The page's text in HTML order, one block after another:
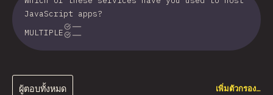
JavaScript apps?
MULTIPLE
ผู้ตอบทั้งหมด เพิ่มตัวกรอง…